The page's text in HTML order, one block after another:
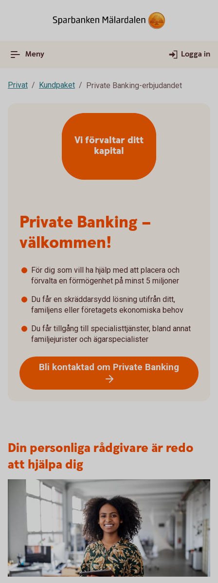
Meny Logga in
Privat Kundpaket Private Banking-erbjudandet
Private Banking –
välkommen!
För dig som vill ha hjälp med att placera och
förvalta en förmögenhet på minst 5 miljoner
Du får en skräddarsydd lösning utifrån ditt,
familjens eller företagets ekonomiska behov
Du får tillgång till specialisttjänster, bland annat
familjejurister och ägarspecialister
Bli kontaktad om Private Banking
Vi förvaltar ditt
kapital
Din personliga rådgivare är redo
att hjälpa dig